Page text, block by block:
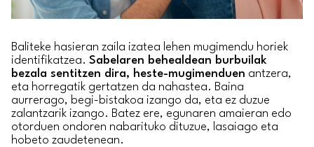
Baliteke hasieran zaila izatea lehen mugimendu horiek
identifikatzea. Sabelaren behealdean burbuilak
bezala sentitzen dira, heste-mugimenduen antzera,
eta horregatik gertatzen da nahastea. Baina
aurrerago, begi-bistakoa izango da, eta ez duzue
zalantzarik izango. Batez ere, egunaren amaieran edo
otorduen ondoren nabarituko dituzue, lasaiago eta
hobeto zaudetenean.